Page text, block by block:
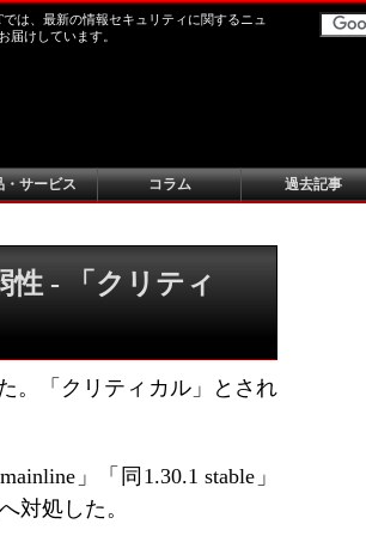
は、最新の情報セキュリティに関するニュ
届けしています。
・サービス コラム 過去記事
性 - 「クリティ
。「クリティカル」とされ
」「同1.30.1 stable」
対処した。